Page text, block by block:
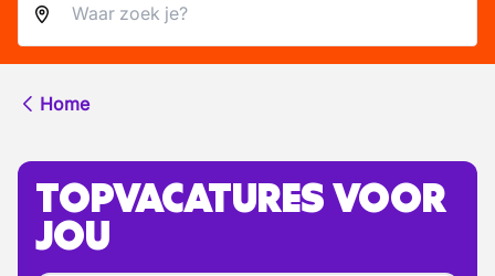
Home
TOPVACATURES VOOR
JOU